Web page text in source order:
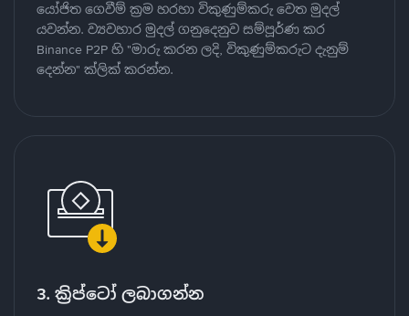
යෝජිත ගෙවීම් ක්‍රම හරහා විකුණුම්කරු වෙත මුදල්
යවන්න. ව්‍යවහාර මුදල් ගනුදෙනුව සම්පූර්ණ කර
Binance P2P හි "මාරු කරන ලදි, විකුණුම්කරුට දැනුම්
දෙන්න" ක්ලික් කරන්න.
3. ක්‍රිප්ටෝ ලබාගන්න